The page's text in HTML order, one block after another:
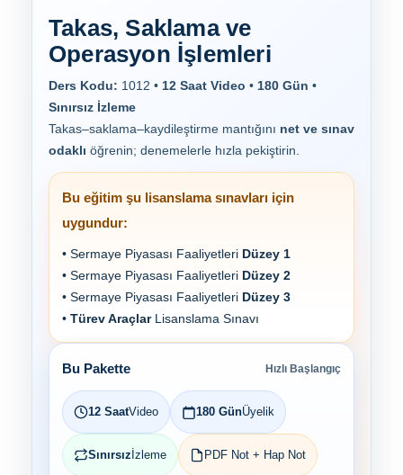
Takas, Saklama ve
Operasyon İşlemleri
Ders Kodu: 1012 • 12 Saat Video • 180 Gün •
Sınırsız İzleme
Takas–saklama–kaydileştirme mantığını net ve sınav
odaklı öğrenin; denemelerle hızla pekiştirin.
Bu eğitim şu lisanslama sınavları için
uygundur:
• Sermaye Piyasası Faaliyetleri Düzey 1
• Sermaye Piyasası Faaliyetleri Düzey 2
• Sermaye Piyasası Faaliyetleri Düzey 3
• Türev AraçlarLisanslama Sınavı
Bu Pakette Hızlı Başlangıç
12 SaatVideo 180 GünÜyelik
Sınırsız İzleme PDF Not + Hap Not